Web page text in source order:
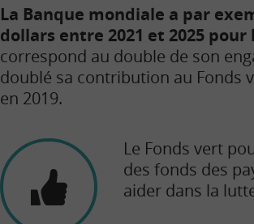
La Banque mondiale a par
dollars entre 2021 et 2025
correspond au double de son
doublé sa contribution au Fonds
en 2019.
Le Fonds vert
des fonds des
aider dans la